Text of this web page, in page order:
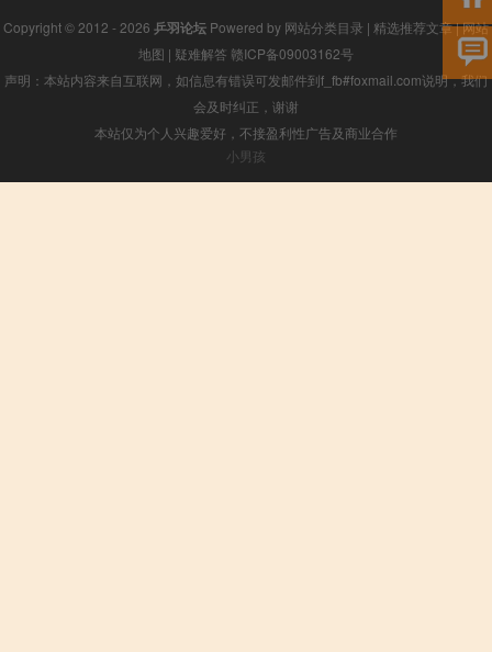
Copyright © 2012 - 2026 乒羽论坛 Powered by 网站分类目录 | 精选推荐文章|网站
地图 | 疑难解答 赣ICP备09003162号
声明：本站内容来自互联网，如信息有错误可发邮件到f_fb#foxmail.com说明，我们
会及时纠正，谢谢
本站仅为个人兴趣爱好，不接盈利性广告及商业合作
小男孩